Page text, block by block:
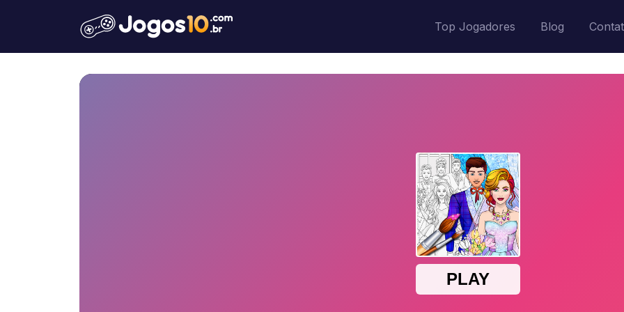
Top Jogadores Blog